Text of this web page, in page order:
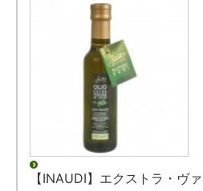
【INAUDI】エクストラ・ヴ